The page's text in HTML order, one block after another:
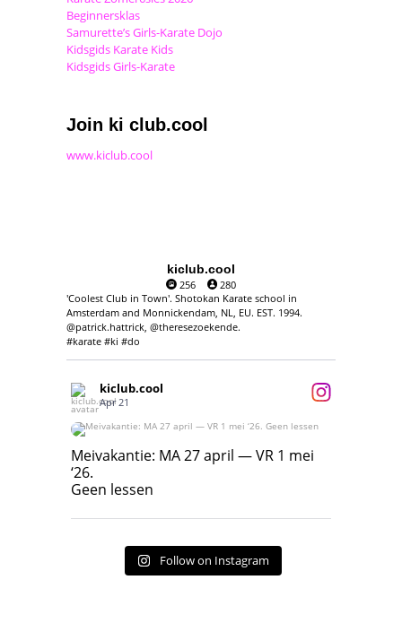
Beginnersklas
Samurette’s Girls-Karate Dojo
Kidsgids Karate Kids
Kidsgids Girls-Karate
Join ki club.cool
www.kiclub.cool
kiclub.cool
256
280
'Coolest Club in Town'. Shotokan Karate school in
Amsterdam and Monnickendam, NL, EU. EST. 1994.
@patrick.hattrick, @theresezoekende.
#karate #ki #do
kiclub.cool
Apr 21
Meivakantie: MA 27 april — VR 1 mei ‘26.
Geen lessen
Meivakantie: MA 27 april — VR 1 mei
‘26.
Geen lessen
Follow on Instagram